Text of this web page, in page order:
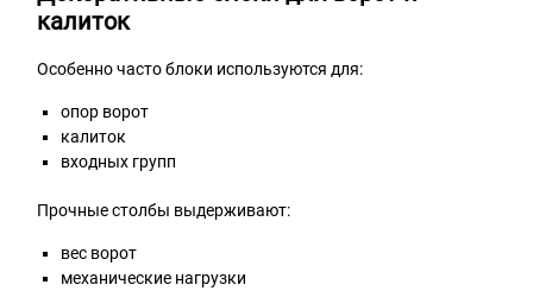
калиток
Особенно часто блоки используются для:
опор ворот
калиток
входных групп
Прочные столбы выдерживают:
вес ворот
механические нагрузки